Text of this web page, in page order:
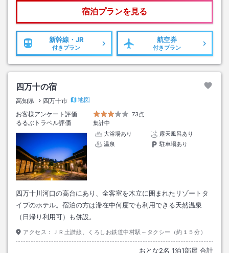
宿泊プランを見る
新幹線・JR
付きプラン
航空券
付きプラン
四万十の宿
高知県 四万十市
地図
お客様アンケート評価
73点
るるぶトラベル評価
集計中
大浴場あり
露天風呂あり
温泉
駐車場あり
四万十川河口の高台にあり、全客室を木立に囲まれたリゾートタ
イプのホテル。宿泊の方は滞在中何度でも利用できる天然温泉
（日帰り利用可）も併設。
アクセス： ＪＲ土讃線、くろしお鉄道中村駅～タクシー（約１５分）
おとな2名 1泊1部屋 合計